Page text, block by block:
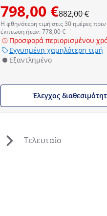
798,00 €882,00 €
Η φθηνότερη τιμή στις 30 ημέρες
έκπτωση ήταν: 778,00 €
Προσφορά περιορισμένου
Εγγυημένη χαμηλότερη τιμή
Εξαντλημένο
Έλεγχος
Τελευταίο